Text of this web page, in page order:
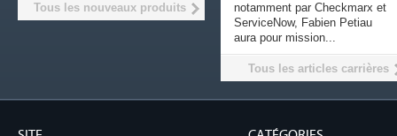
notamment par Checkmarx et
ServiceNow, Fabien Petiau
aura pour mission...
Tous les articles carrières
Tous les nouveaux produits